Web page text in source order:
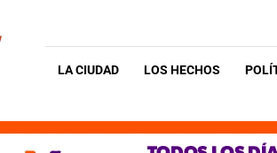
LA CIUDAD LOS HECHOS